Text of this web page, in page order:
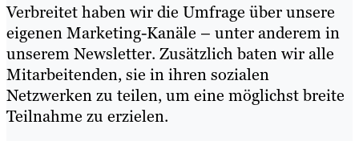
Verbreitet haben wir die Umfrage über unsere
eigenen Marketing-Kanäle – unter anderem in
unserem Newsletter. Zusätzlich baten wir alle
Mitarbeitenden, sie in ihren sozialen
Netzwerken zu teilen, um eine möglichst breite
Teilnahme zu erzielen.